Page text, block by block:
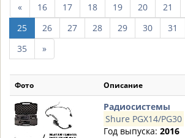
«пред.
10
страниц
16 17 18 19 20 21
25
26 27 28 29 30 31
35
»след.
10
страниц
Фото Описание
Радиосистемы
Shure PGX14/PG30
Год выпуска: 2016